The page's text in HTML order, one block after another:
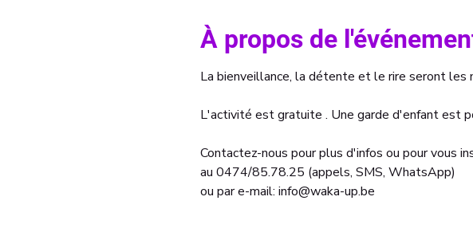
À propos de
La bienveillance, la détente et le rire seront les
L'activité est gratuite . Une garde d'enfant est
Contactez-nous pour plus d'infos ou pour vous
au 0474/85.78.25 (appels, SMS, WhatsApp)
ou par e-mail: info@waka-up.be